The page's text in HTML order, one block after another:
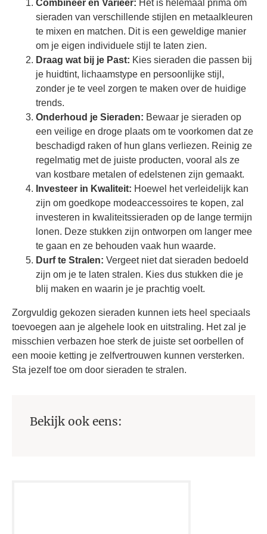
Combineer en Varieer: Het is helemaal prima om
sieraden van verschillende stijlen en metaalkleuren
te mixen en matchen. Dit is een geweldige manier
om je eigen individuele stijl te laten zien.
Draag wat bij je Past: Kies sieraden die passen bij
je huidtint, lichaamstype en persoonlijke stijl,
zonder je te veel zorgen te maken over de huidige
trends.
Onderhoud je Sieraden: Bewaar je sieraden op
een veilige en droge plaats om te voorkomen dat ze
beschadigd raken of hun glans verliezen. Reinig ze
regelmatig met de juiste producten, vooral als ze
van kostbare metalen of edelstenen zijn gemaakt.
Investeer in Kwaliteit: Hoewel het verleidelijk kan
zijn om goedkope modeaccessoires te kopen, zal
investeren in kwaliteitssieraden op de lange termijn
lonen. Deze stukken zijn ontworpen om langer mee
te gaan en ze behouden vaak hun waarde.
Durf te Stralen: Vergeet niet dat sieraden bedoeld
zijn om je te laten stralen. Kies dus stukken die je
blij maken en waarin je je prachtig voelt.
Zorgvuldig gekozen sieraden kunnen iets heel speciaals
toevoegen aan je algehele look en uitstraling. Het zal je
misschien verbazen hoe sterk de juiste set oorbellen of
een mooie ketting je zelfvertrouwen kunnen versterken.
Sta jezelf toe om door sieraden te stralen.
Bekijk ook eens: